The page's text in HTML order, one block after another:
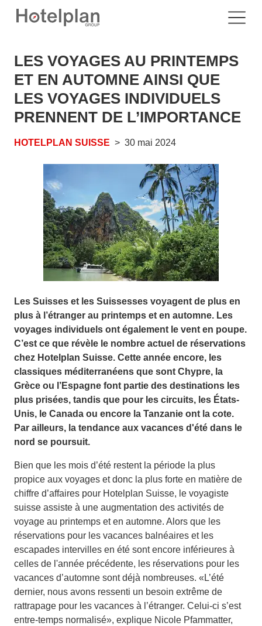
LES VOYAGES AU PRINTEMPS
ET EN AUTOMNE AINSI QUE
LES VOYAGES INDIVIDUELS
PRENNENT DE L’IMPORTANCE
HOTELPLAN SUISSE 30 mai 2024
Les Suisses et les Suissesses voyagent de plus en
plus à l’étranger au printemps et en automne. Les
voyages individuels ont également le vent en poupe.
C’est ce que révèle le nombre actuel de réservations
chez Hotelplan Suisse. Cette année encore, les
classiques méditerranéens que sont Chypre, la
Grèce ou l’Espagne font partie des destinations les
plus prisées, tandis que pour les circuits, les États-
Unis, le Canada ou encore la Tanzanie ont la cote.
Par ailleurs, la tendance aux vacances d'été dans le
nord se poursuit.
Bien que les mois d’été restent la période la plus
propice aux voyages et donc la plus forte en matière de
chiffre d’affaires pour Hotelplan Suisse, le voyagiste
suisse assiste à une augmentation des activités de
voyage au printemps et en automne. Alors que les
réservations pour les vacances balnéaires et les
escapades intervilles en été sont encore inférieures à
celles de l'année précédente, les réservations pour les
vacances d’automne sont déjà nombreuses. «L’été
dernier, nous avons ressenti un besoin extrême de
rattrapage pour les vacances à l’étranger. Celui-ci s’est
entre-temps normalisé», explique Nicole Pfammatter,